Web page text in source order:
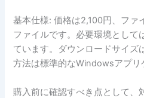
基本仕様: 価格は2,100円、ファ
ファイルです。必要環境として
ています。ダウンロードサイズ
方法は標準的なWindowsアプリ
購入前に確認すべき点として、